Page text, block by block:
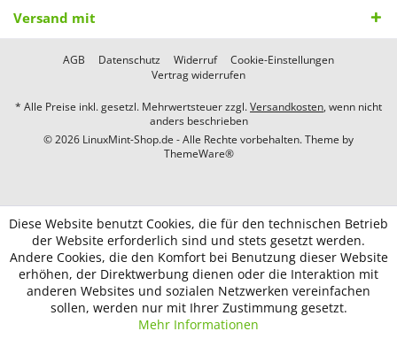
Versand mit
AGB Datenschutz Widerruf
Cookie-Einstellungen
Vertrag widerrufen
* Alle Preise inkl. gesetzl. Mehrwertsteuer zzgl.Versandkosten, wenn nicht
anders beschrieben
© 2026 LinuxMint-Shop.de - Alle Rechte vorbehalten. Theme by
ThemeWare®
Diese Website benutzt Cookies, die für den technischen Betrieb
der Website erforderlich sind und stets gesetzt werden.
Andere Cookies, die den Komfort bei Benutzung dieser Website
erhöhen, der Direktwerbung dienen oder die Interaktion mit
anderen Websites und sozialen Netzwerken vereinfachen
sollen, werden nur mit Ihrer Zustimmung gesetzt.
Mehr Informationen